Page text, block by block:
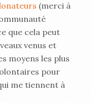
(merci à
que cela peut
venus et
moyens les plus
pour
me tiennent à